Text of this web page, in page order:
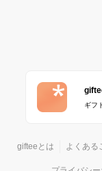
ギフ
gifteeとは よくある